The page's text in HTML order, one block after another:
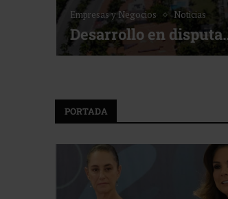
Empresas y Negocios Noticias
Desarrollo en
PORTADA